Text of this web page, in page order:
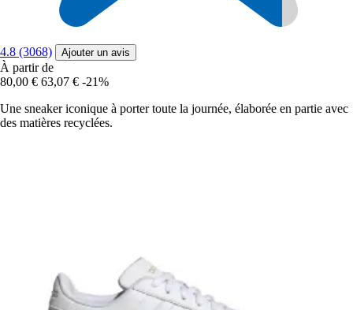
4.8 (3068) Ajouter un avis
À partir de
80,00 € 63,07 € -21%
Une sneaker iconique à porter toute la journée, élaborée en partie avec
des matières recyclées.